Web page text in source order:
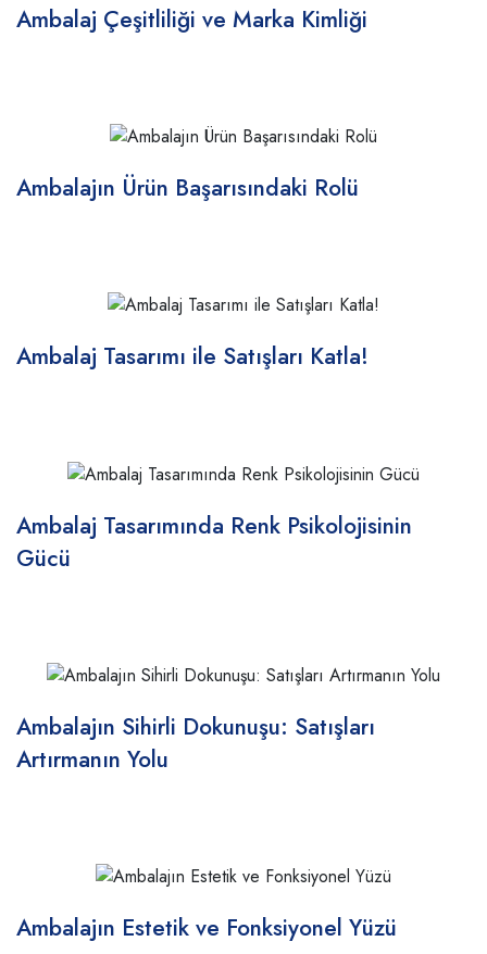
Ambalaj Çeşitliliği ve Marka Kimliği
Ambalajın Ürün Başarısındaki Rolü
Ambalaj Tasarımı ile Satışları Katla!
Ambalaj Tasarımında Renk Psikolojisinin
Gücü
Ambalajın Sihirli Dokunuşu: Satışları
Artırmanın Yolu
Ambalajın Estetik ve Fonksiyonel Yüzü